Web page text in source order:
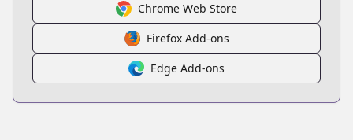
Chrome Web Store
Firefox Add-ons
Edge Add-ons